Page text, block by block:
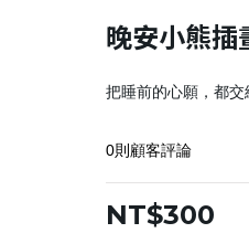
晚安小熊插
把睡前的心願，都交
0則顧客評論
NT$300